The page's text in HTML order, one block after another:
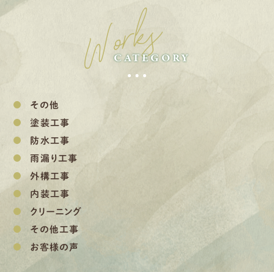
Works
CATEGORY
その他
塗装工事
防水工事
雨漏り工事
外構工事
内装工事
クリーニング
その他工事
お客様の声